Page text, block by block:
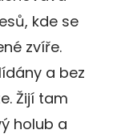
kde se
zvíře.
a bez
Žijí tam
holub a